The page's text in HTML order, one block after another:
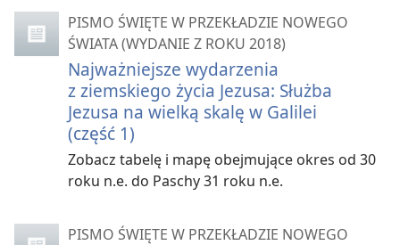
PISMO ŚWIĘTE W PRZEKŁADZIE NOWEGO
ŚWIATA (WYDANIE Z ROKU 2018)
Najważniejsze wydarzenia
z ziemskiego życia Jezusa: Służba
Jezusa na wielką skalę w Galilei
(część 1)
Zobacz tabelę i mapę obejmujące okres od 30
roku n.e. do Paschy 31 roku n.e.
PISMO ŚWIĘTE W PRZEKŁADZIE NOWEGO